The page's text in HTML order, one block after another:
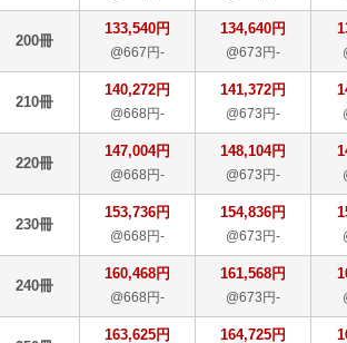
200冊
133,540円
@667円-
134,640円
@673円-
210冊
140,272円
@668円-
141,372円
@673円-
220冊
147,004円
@668円-
148,104円
@673円-
230冊
153,736円
@668円-
154,836円
@673円-
240冊
160,468円
@668円-
161,568円
@673円-
163,625円 164,725円